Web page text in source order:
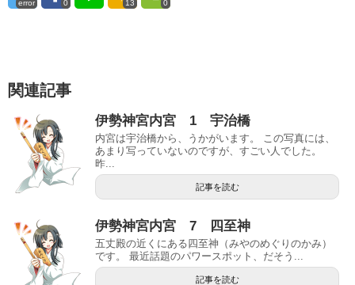
error 0 13 0
関連記事
伊勢神宮内宮 1 宇治橋
内宮は宇治橋から、うかがいます。 この写真には、
あまり写っていないのですが、すごい人でした。
昨...
記事を読む
伊勢神宮内宮 7 四至神
五丈殿の近くにある四至神（みやのめぐりのかみ）
です。 最近話題のパワースポット、だそう...
記事を読む